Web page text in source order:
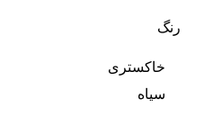
رنگ
خاکستری
سیاه